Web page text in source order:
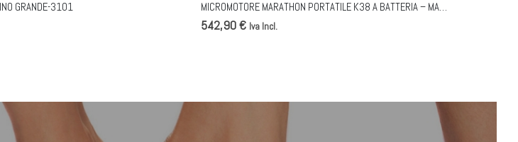
GRANDE-3101 MICROMOTORE MARATHON PORTATILE K38 A BATTERIA – MANIPOLO SH300 30K
542,90 € Iva Incl.